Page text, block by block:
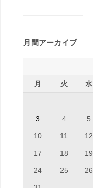
月間アーカイブ
月 火 水
3 4 5
10 11 12
17 18 19
24 25 26